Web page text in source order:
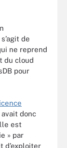
de
ne reprend
du cloud
pour
donc
est
» par
d’exploiter